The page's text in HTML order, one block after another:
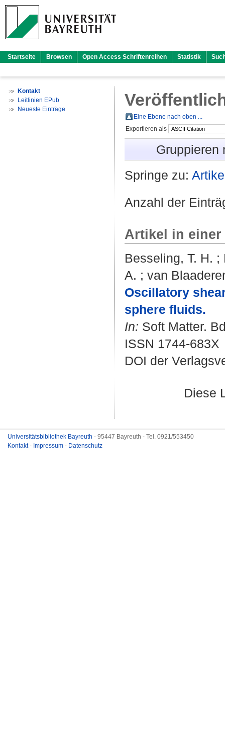
Startseite Browsen Open Access Schriftenreihen Statistik
Kontakt
Leitlinien EPub
Neueste Einträge
Eine Ebene nach oben ...
Exportieren als
Gruppieren
Springe zu:
Anzahl der
Artikel in
Besseling, T. H. ;
A. ; van
Oscillatory
sphere fluids.
In: Soft Matter.
ISSN 1744-683X
DOI der
Diese
Universitätsbibliothek Bayreuth - 95447 Bayreuth - Tel. 0921/553450
Kontakt- Impressum - Datenschutz